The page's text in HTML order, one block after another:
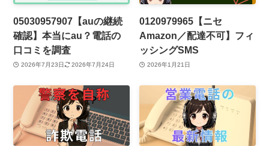
05030957907【auの継続
確認】本当にau？電話の
口コミを調査
2026年7月23日 2026年7月24日
0120979965【ニセ
Amazon／配達不可】フィ
ッシングSMS
2026年1月21日